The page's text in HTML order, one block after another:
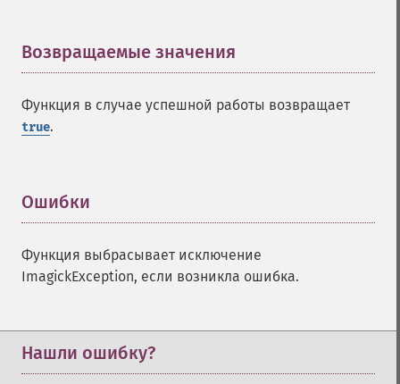
Возвращаемые значения
Функция в случае успешной работы возвращает
true.
Ошибки
Функция выбрасывает исключение
ImagickException, если возникла ошибка.
Нашли ошибку?